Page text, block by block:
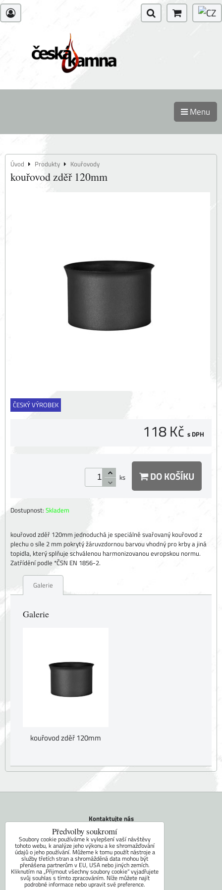
Menu
Úvod Produkty Kouřovody
kouřovod zděř 120mm
ČESKÝ VÝROBEK
118 Kč s DPH
ks DO KOŠÍKU
Dostupnost: Skladem
kouřovod zděř 120mm jednoduchá je speciálně svařovaný kouřovod z
plechu o síle 2 mm pokrytý žáruvzdornou barvou vhodný pro krby a jiná
topidla, který splňuje schválenou harmonizovanou evropskou normu.
Zatřídění podle *ČSN EN 1856-2.
Galerie
Galerie
kouřovod zděř 120mm
Kontaktujte nás
Tel.: +420 604 742 971
E-mail:faram@ceskakamna.cz
Doprava
Obchodní podmínky
Kontakt
Předvolby soukromí
Soubory cookie používáme k vylepšení vaší návštěvy
tohoto webu, k analýze jeho výkonu a ke shromažďování
údajů o jeho používání. Můžeme k tomu použít nástroje a
služby třetích stran a shromážděná data mohou být
přenášena partnerům v EU, USA nebo jiných zemích.
Kliknutím na „Přijmout všechny soubory cookie“ vyjadřujete
svůj souhlas s tímto zpracováním. Níže můžete najít
podrobné informace nebo upravit své preference.